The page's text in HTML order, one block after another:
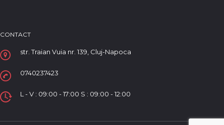
CONTACT
str. Traian Vuia nr. 139, Cluj-Napoca
0740237423
L - V : 09:00 - 17:00 S : 09:00 - 12:00